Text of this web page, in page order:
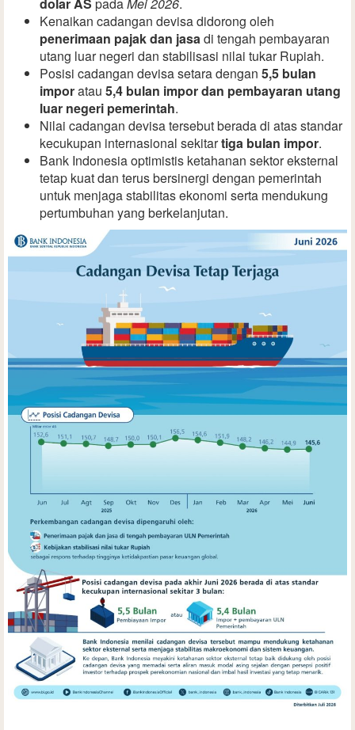
dolar AS padaMei 2026.
Kenaikan cadangan devisa didorong oleh
penerimaan pajak dan jasadi tengah pembayaran
utang luar negeri dan stabilisasi nilai tukar Rupiah.
Posisi cadangan devisa setara dengan 5,5 bulan
imporatau 5,4 bulan impor dan pembayaran utang
luar negeri pemerintah.
Nilai cadangan devisa tersebut berada di atas standar
kecukupan internasional sekitartiga bulan impor.
Bank Indonesia optimistis ketahanan sektor eksternal
tetap kuat dan terus bersinergi dengan pemerintah
untuk menjaga stabilitas ekonomi serta mendukung
pertumbuhan yang berkelanjutan.